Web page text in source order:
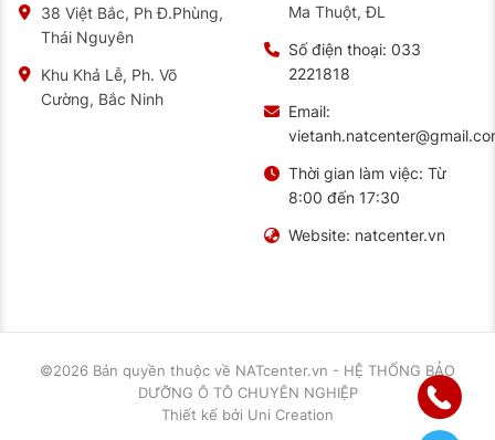
38 Việt Bắc, Ph Đ.Phùng,
Thái Nguyên
Khu Khả Lễ, Ph. Võ
Cường, Bắc Ninh
Ma Thuột, ĐL
Số điện thoại: 033
2221818
Email:
Thời gian làm việc: Từ
8:00 đến 17:30
Website: natcenter.vn
©2026 Bản quyền thuộc về NATcenter.vn - HỆ THỐNG BẢO
DƯỠNG Ô TÔ CHUYÊN NGHIỆP
Thiết kế bởi Uni Creation